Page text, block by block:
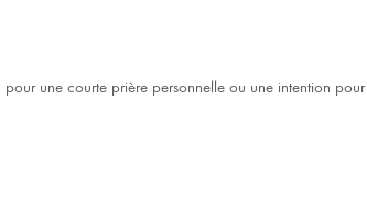
une courte prière personnelle ou une intention pour